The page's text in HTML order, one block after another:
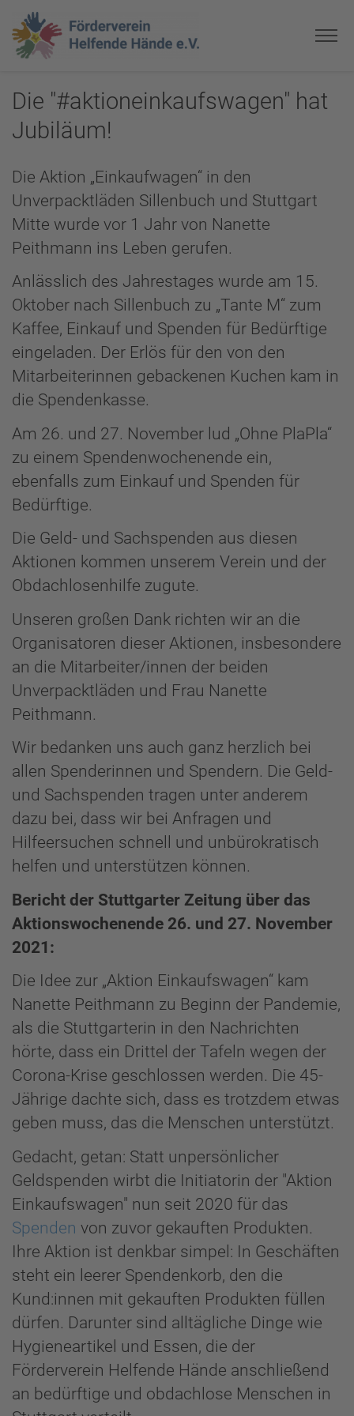
Die "#aktioneinkaufswagen" hat
Jubiläum!
Die Aktion „Einkaufwagen“ in den
Unverpacktläden Sillenbuch und Stuttgart
Mitte wurde vor 1 Jahr von Nanette
Peithmann ins Leben gerufen.
Anlässlich des Jahrestages wurde am 15.
Oktober nach Sillenbuch zu „Tante M“ zum
Kaffee, Einkauf und Spenden für Bedürftige
eingeladen. Der Erlös für den von den
Mitarbeiterinnen gebackenen Kuchen kam in
die Spendenkasse.
Am 26. und 27. November lud „Ohne PlaPla“
zu einem Spendenwochenende ein,
ebenfalls zum Einkauf und Spenden für
Bedürftige.
Die Geld- und Sachspenden aus diesen
Aktionen kommen unserem Verein und der
Obdachlosenhilfe zugute.
Unseren großen Dank richten wir an die
Organisatoren dieser Aktionen, insbesondere
an die Mitarbeiter/innen der beiden
Unverpacktläden und Frau Nanette
Peithmann.
Wir bedanken uns auch ganz herzlich bei
allen Spenderinnen und Spendern. Die Geld-
und Sachspenden tragen unter anderem
dazu bei, dass wir bei Anfragen und
Hilfeersuchen schnell und unbürokratisch
helfen und unterstützen können.
Bericht der Stuttgarter Zeitung über das
Aktionswochenende 26. und 27. November
2021:
Die Idee zur „Aktion Einkaufswagen“ kam
Nanette Peithmann zu Beginn der Pandemie,
als die Stuttgarterin in den Nachrichten
hörte, dass ein Drittel der Tafeln wegen der
Corona-Krise geschlossen werden. Die 45-
Jährige dachte sich, dass es trotzdem etwas
geben muss, das die Menschen unterstützt.
Gedacht, getan: Statt unpersönlicher
Geldspenden wirbt die Initiatorin der "Aktion
Einkaufswagen" nun seit 2020 für das
Spenden von zuvor gekauften Produkten.
Ihre Aktion ist denkbar simpel: In Geschäften
steht ein leerer Spendenkorb, den die
Kund:innen mit gekauften Produkten füllen
dürfen. Darunter sind alltägliche Dinge wie
Hygieneartikel und Essen, die der
Förderverein Helfende Hände anschließend
an bedürftige und obdachlose Menschen in